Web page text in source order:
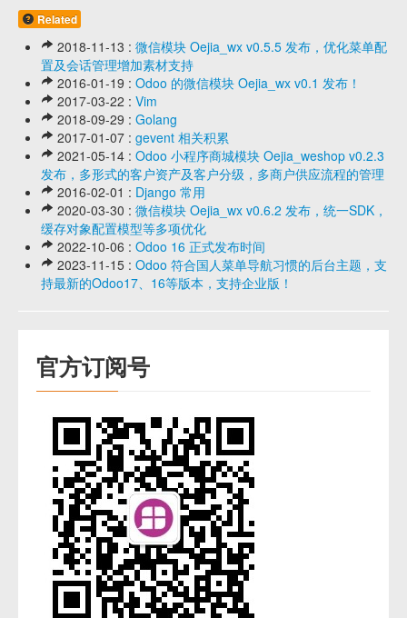
Related
2018-11-13 : 微信模块 Oejia_wx v0.5.5 发布，优化菜单配
置及会话管理增加素材支持
2016-01-19 : Odoo 的微信模块 Oejia_wx v0.1 发布！
2017-03-22 : Vim
2018-09-29 : Golang
2017-01-07 : gevent 相关积累
2021-05-14 : Odoo 小程序商城模块 Oejia_weshop v0.2.3
发布，多形式的客户资产及客户分级，多商户供应流程的管理
2016-02-01 : Django 常用
2020-03-30 : 微信模块 Oejia_wx v0.6.2 发布，统一SDK，
缓存对象配置模型等多项优化
2022-10-06 : Odoo 16 正式发布时间
2023-11-15 : Odoo 符合国人菜单导航习惯的后台主题，支
持最新的Odoo17、16等版本，支持企业版！
官方订阅号